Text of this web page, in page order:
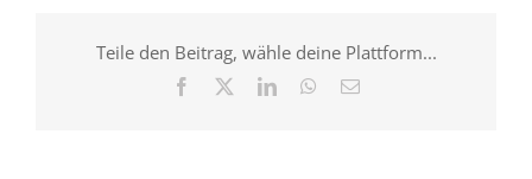
Teile den Beitrag, wähle deine Plattform...
Facebook LinkedInWhatsApp
E-